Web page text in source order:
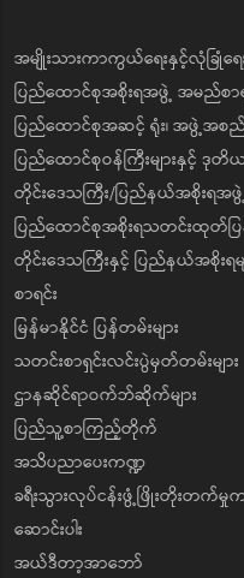
အမျိုးသားကာကွယ်ရေးနှင့်လုံခြုံရ
ပြည်ထောင်စုအစိုးရအဖွဲ့ အမည်စာ
ပြည်ထောင်စုအဆင့် ရုံး၊ အဖွဲ့အစည်း
ပြည်ထောင်စုဝန်ကြီးများနှင့် ဒုတိယ
တိုင်းဒေသကြီး/ပြည်နယ်အစိုးရအ
ပြည်ထောင်စုအစိုးရသတင်းထုတ်ပ
တိုင်းဒေသကြီးနှင့် ပြည်နယ်အစိုးရမ
စာရင်း
မြန်မာနိုင်ငံ ပြန်တမ်းများ
သတင်းစာရှင်းလင်းပွဲမှတ်တမ်းများ
ဌာနဆိုင်ရာဝက်ဘ်ဆိုက်များ
ပြည်သူ့စာကြည့်တိုက်
အသိပညာပေးကဏ္ဍ
ခရီးသွားလုပ်ငန်းဖွံ့ဖြိုးတိုးတက်မှု
ဆောင်းပါး
အယ်ဒီတာ့အာဘော်